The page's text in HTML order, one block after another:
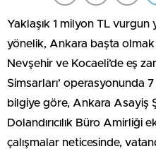
Yaklaşık 1 milyon TL vurgun
yönelik, Ankara başta
Nevşehir ve Kocaeli’de eş
Simsarları’ operasyonunda 7
bilgiye göre, Ankara Asayiş
Dolandırıcılık Büro Amirliği
çalışmalar neticesinde,